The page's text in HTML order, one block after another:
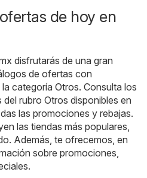
de hoy en
disfrutarás de una gran
de ofertas con
categoría Otros. Consulta los
rubro Otros disponibles en
las promociones y rebajas.
las tiendas más populares,
Además, te ofrecemos, en
sobre promociones,